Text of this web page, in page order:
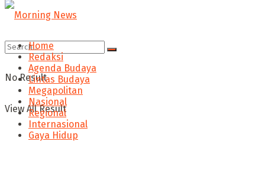
No Result
View All Result
Home
Redaksi
Agenda Budaya
Lintas Budaya
Megapolitan
Nasional
Regional
Internasional
Gaya Hidup